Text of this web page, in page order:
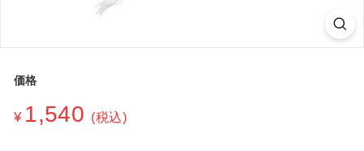
価格
常
¥ 1,540 ¥1,540
(税込)